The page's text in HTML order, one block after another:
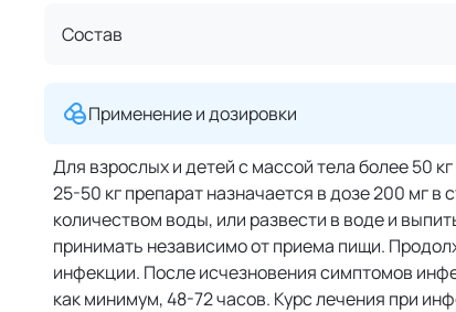
Состав
Применение и дозировки
Для взрослых и детей с массой тела более 50
25-50 кг препарат назначается в дозе 200 мг
количеством воды, или развести в воде и
принимать независимо от приема пищи.
инфекции. После исчезновения симптомов
как минимум, 48-72 часов. Курс лечения при